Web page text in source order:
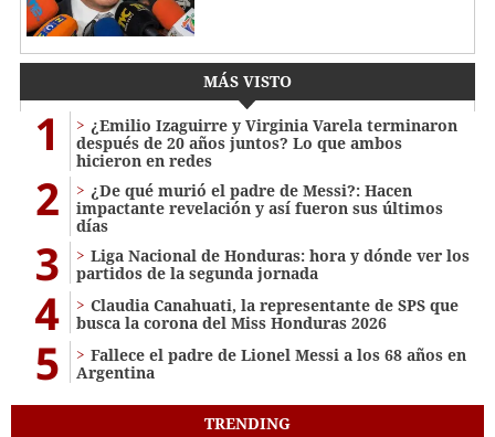
MÁS VISTO
1
¿Emilio Izaguirre y Virginia Varela terminaron
después de 20 años juntos? Lo que ambos
hicieron en redes
2
¿De qué murió el padre de Messi?: Hacen
impactante revelación y así fueron sus últimos
días
3
Liga Nacional de Honduras: hora y dónde ver los
partidos de la segunda jornada
4
Claudia Canahuati, la representante de SPS que
busca la corona del Miss Honduras 2026
5
Fallece el padre de Lionel Messi a los 68 años en
Argentina
TRENDING